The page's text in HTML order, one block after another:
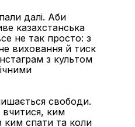
далі. Аби
казахстанська
не так просто: з
виховання й тиск
з культом
свободи.
вчитися, ким
ким спати та коли